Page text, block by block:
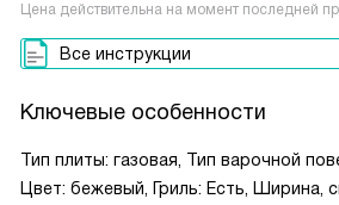
Цена действительна на момент последней
Все инструкции
Ключевые особенности
Тип плиты: газовая, Тип варочной
Цвет: бежевый, Гриль: Есть, Ширина,